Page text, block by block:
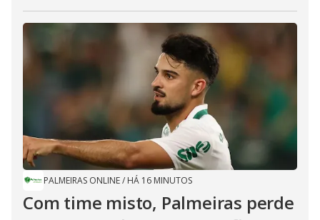
PALMEIRAS ONLINE/ HÁ 16 MINUTOS
Com time misto, Palmeiras perde